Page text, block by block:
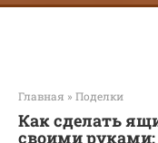
Главная » Поделки
Как сделать
своими